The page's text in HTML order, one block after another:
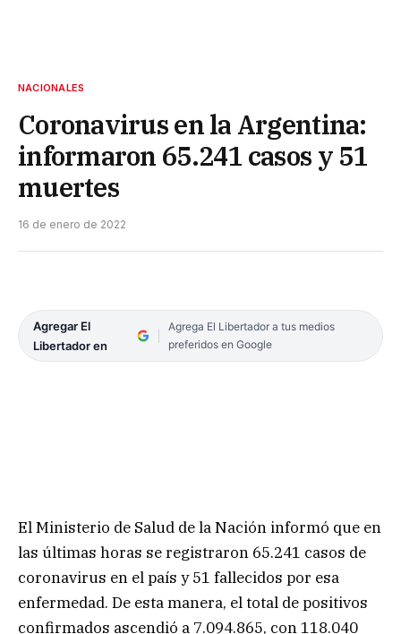
NACIONALES
Coronavirus en la Argentina:
informaron 65.241 casos y 51
muertes
16 de enero de 2022
Agregar El
Libertador en
Agrega El Libertador a tus medios
preferidos en Google
El Ministerio de Salud de la Nación informó que en
las últimas horas se registraron 65.241 casos de
coronavirus en el país y 51 fallecidos por esa
enfermedad. De esta manera, el total de positivos
confirmados ascendió a 7.094.865, con 118.040